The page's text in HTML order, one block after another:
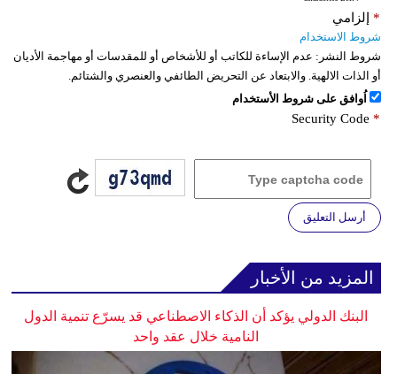
إلزامي *
شروط الاستخدام
شروط النشر: عدم الإساءة للكاتب أو للأشخاص أو للمقدسات أو مهاجمة الأديان
أو الذات الالهية. والابتعاد عن التحريض الطائفي والعنصري والشتائم.
اُوافق على شروط الأستخدام
Security Code *
أرسل التعليق
المزيد من الأخبار
البنك الدولي يؤكد أن الذكاء الاصطناعي قد يسرّع تنمية الدول
النامية خلال عقد واحد